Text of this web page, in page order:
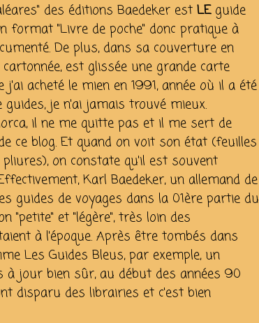
des éditions Baedeker est LEguide
format "Livre de poche" donc pratique à
De plus, dans sa couverture en
est glissée une grande carte
acheté le mien en 1991, année où il a été
je n'ai jamais trouvé mieux.
il ne me quitte pas et il me sert de
ce blog. Et quand on voit son état (feuilles
on constate qu'il est souvent
Karl Baedeker, un allemand de
guides de voyages dans la 01ère partie du
"petite" et "légère", très loin des
à l'époque. Après être tombés dans
Les Guides Bleus, par exemple, un
à jour bien sûr, au début des années 90
disparu des librairies et c'est bien